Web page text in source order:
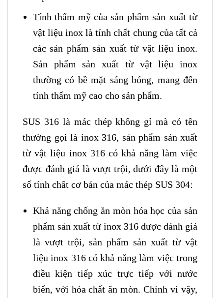
Tính thẩm mỹ của sản phẩm sản xuất từ
vật liệu inox là tính chất chung của tất cả
các sản phẩm sản xuất từ vật liệu inox.
Sản phẩm sản xuất từ vật liệu inox
thường có bề mặt sáng bóng, mang đến
tính thẩm mỹ cao cho sản phẩm.
SUS 316 là mác thép không gỉ mà có tên
thường gọi là inox 316, sản phẩm sản xuất
từ vật liệu inox 316 có khả năng làm việc
được đánh giá là vượt trội, dưới đây là một
số tính chât cơ bản của mác thép SUS 304:
Khả năng chống ăn mòn hóa học của sản
phẩm sản xuất từ inox 316 được đánh giá
là vượt trội, sản phẩm sản xuất từ vật
liệu inox 316 có khả năng làm việc trong
điều kiện tiếp xúc trực tiếp với nước
biển, với hóa chất ăn mòn. Chính vì vậy,